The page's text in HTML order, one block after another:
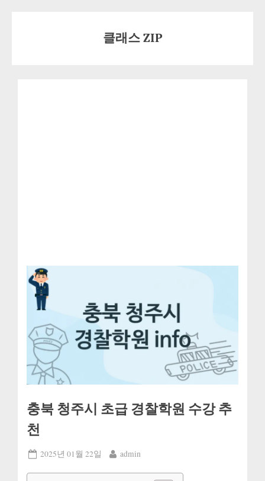
클래스 ZIP
충북 청주시 초급 경찰학원 수강 추
천
Posted
2025년 01월 22일 By
admin